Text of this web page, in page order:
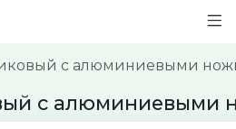
с алюминиевыми
с